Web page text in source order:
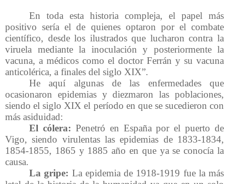
En toda esta historia compleja, el papel más
positivo sería el de quienes optaron por el combate
científico, desde los ilustrados que lucharon contra la
viruela mediante la inoculación y posteriormente la
vacuna, a médicos como el doctor Ferrán y su vacuna
anticolérica, a finales del siglo XIX”.
He aquí algunas de las enfermedades que
ocasionaron epidemias y diezmaron las poblaciones,
siendo el siglo XIX el período en que se sucedieron con
más asiduidad:
El cólera: Penetró en España por el puerto de
Vigo, siendo virulentas las epidemias de 1833-1834,
1854-1855, 1865 y 1885 año en que ya se conocía la
causa.
La gripe: La epidemia de 1918-1919 fue la más